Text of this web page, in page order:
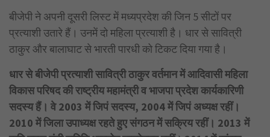
बीजेपी ने अपनी दूसरी लिस्ट में मध्यप्रदेश की जिन 5 सीटों पर
प्रत्याशी उतारे हैं। उनमें दो महिला प्रत्याशी है। धार से सावित्री
ठाकुर और बालाघाट से भारती पारधी को टिकट दिया गया है।
धार से बीजेपी प्रत्याशी सावित्री ठाकुर वर्तमान में आदिवासी महिला
विकास परिषद की राष्ट्रीय महामंत्री व भाजपा प्रदेश कार्यकारिणी
सदस्य हैं। वे 2003 में जिपं सदस्य, 2004 में जिपं अध्यक्ष रहीं।
2010 में जिला उपाध्यक्ष रहते हुए संगठन में सक्रिय रहीं। 2013 में